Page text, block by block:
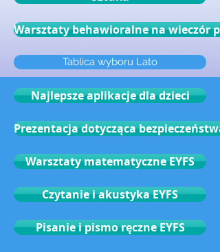
Warsztaty behawioralne na wieczór
Tablica wyboru Lato
Najlepsze aplikacje dla dzieci
Prezentacja dotycząca
Warsztaty matematyczne EYFS
Czytanie i akustyka EYFS
Pisanie i pismo ręczne EYFS